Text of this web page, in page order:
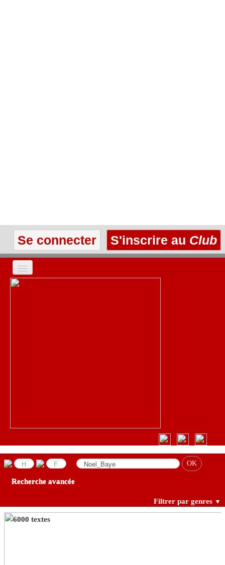
Se connecter S'inscrire au Club
Recherche avancée
Filtrer par genres ▼